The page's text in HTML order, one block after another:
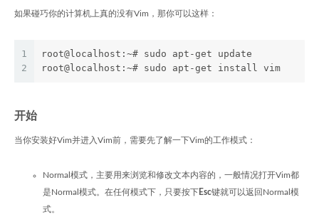
如果碰巧你的计算机上真的没有Vim，那你可以这样：
1
2
root@localhost:~# sudo apt-get update
root@localhost:~# sudo apt-get install vim
开始
当你安装好Vim并进入Vim前，需要先了解一下Vim的工作模式：
Normal模式，主要用来浏览和修改文本内容的，一般情况打开Vim都
是Normal模式。在任何模式下，只要按下 Esc键就可以返回Normal模
式。